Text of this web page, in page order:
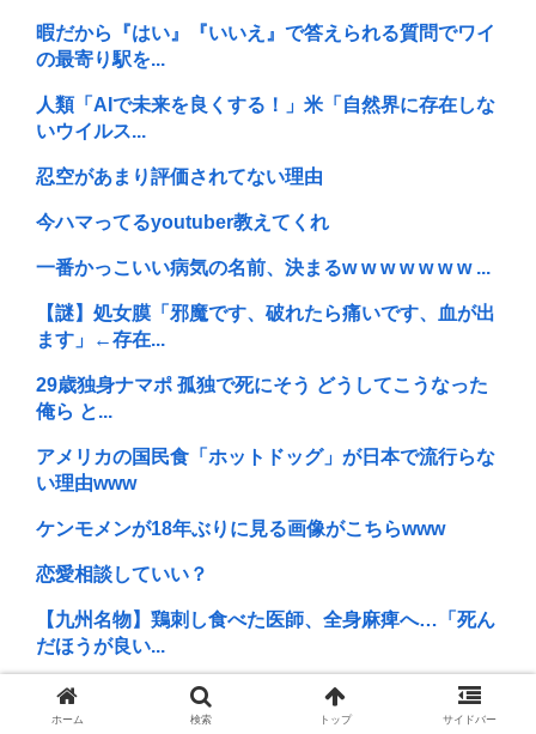
暇だから『はい』『いいえ』で答えられる質問でワイ
の最寄り駅を...
人類「AIで未来を良くする！」米「自然界に存在しな
いウイルス...
忍空があまり評価されてない理由
今ハマってるyoutuber教えてくれ
一番かっこいい病気の名前、決まるw w w w w w w ...
【謎】処女膜「邪魔です、破れたら痛いです、血が出
ます」←存在...
29歳独身ナマポ 孤独で死にそう どうしてこうなった
俺ら と...
アメリカの国民食「ホットドッグ」が日本で流行らな
い理由www
ケンモメンが18年ぶりに見る画像がこちらwww
恋愛相談していい？
【九州名物】鶏刺し食べた医師、全身麻痺へ…「死ん
だほうが良い...
へずまりゅう、被災地で発熱。現地の医療リソース消
耗させるとか...
ホーム 検索 トップ サイドバー